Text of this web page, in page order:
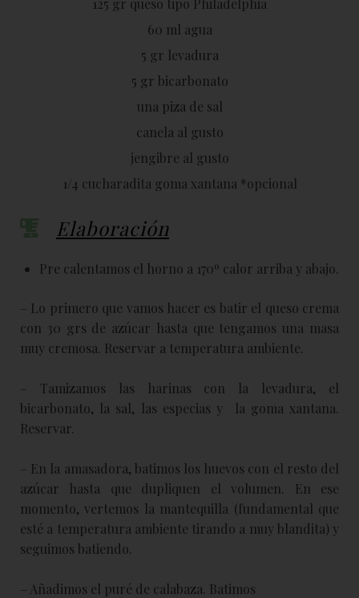
125 gr queso tipo Philadelphia
60 ml agua
5 gr levadura
5 gr bicarbonato
una piza de sal
canela al gusto
jengibre al gusto
1/4 cucharadita goma xantana *opcional
Elaboración
Pre calentamos el horno a 170º calor arriba y abajo.
– Lo primero que vamos hacer es batir el queso crema
con 30 grs de azúcar hasta que tengamos una masa
muy cremosa. Reservar a temperatura ambiente.
– Tamizamos las harinas con la levadura, el
bicarbonato, la sal, las especias y la goma xantana.
Reservar.
– En la amasadora, batimos los huevos con el resto del
azúcar hasta que dupliquen el volumen. En ese
momento, vertemos la mantequilla (fundamental que
esté a temperatura ambiente tirando a muy blandita) y
seguimos batiendo.
– Añadimos el puré de calabaza. Batimos